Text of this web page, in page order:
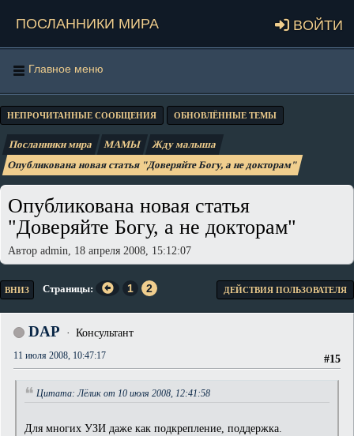
Посланники мира Войти
Главное меню
НЕПРОЧИТАННЫЕ СООБЩЕНИЯ ОБНОВЛЁННЫЕ ТЕМЫ
Посланники мира МАМЫ
Жду малыша
Опубликована новая статья "Доверяйте Богу, а не докторам"
Опубликована новая статья
"Доверяйте Богу, а не докторам"
Автор admin, 18 апреля 2008, 15:12:07
ВНИЗ Страницы 1 2 ДЕЙСТВИЯ ПОЛЬЗОВАТЕЛЯ
DAP Консультант
#15
11 июля 2008, 10:47:17
Цитата: Лёлик от 10 июля 2008, 12:41:58
Для многих УЗИ даже как подкрепление, поддержка.